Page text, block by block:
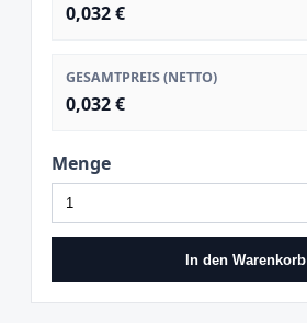
0,032 €
GESAMTPREIS (NETTO)
0,032 €
Menge
In den Warenkorb